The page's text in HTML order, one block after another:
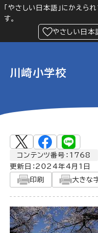
「やさしい日本語」にかえら
す。
やさしい日本
川崎小学校
コンテンツ番号：1768
更新日： 2024年4月1日
印刷
大きな